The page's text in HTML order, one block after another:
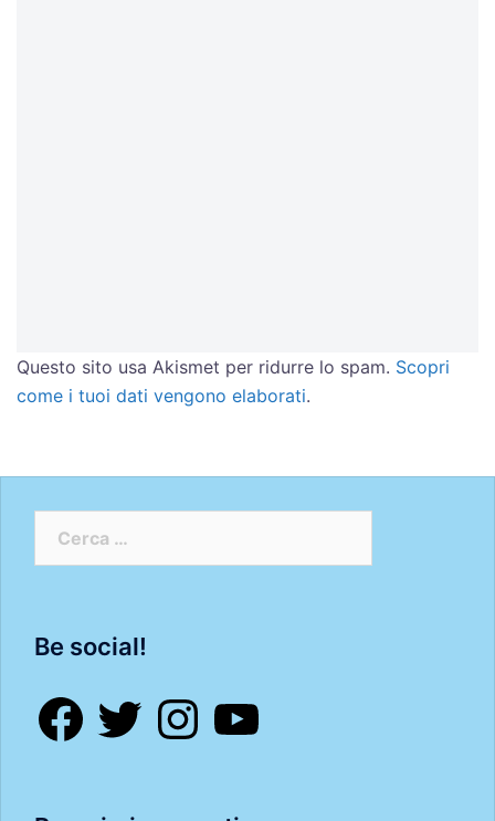
Questo sito usa Akismet per ridurre lo spam. Scopri
come i tuoi dati vengono elaborati.
Be social!
FacebookTwitter InstagramYouTube